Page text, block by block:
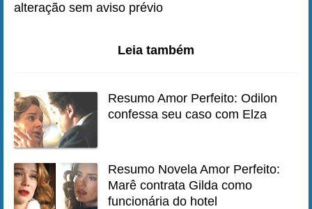
alteração sem aviso prévio
Leia também
Resumo Amor Perfeito: Odilon
confessa seu caso com Elza
Resumo Novela Amor Perfeito:
Marê contrata Gilda como
funcionária do hotel